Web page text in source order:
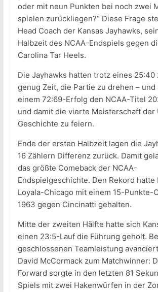
oder mit neun Punkten bei noch zwei
spielen zurückliegen?“ Diese Frage
Head Coach der Kansas Jayhawks,
Halbzeit des NCAA-Endspiels gegen
Carolina Tar Heels.
Die Jayhawks hatten trotz eines 25:40
genug Zeit, die Partie zu drehen – und
einem 72:69-Erfolg den NCAA-Titel
und damit die vierte Meisterschaft der
Geschichte zu feiern.
Ende der ersten Halbzeit lagen die
16 Zählern Differenz zurück. Damit
das größte Comeback der NCAA-
Endspielgeschichte. Den Rekord hatte
Loyala-Chicago mit einem 15-Punkte-
1963 gegen Cincinatti gehalten.
Mitte der zweiten Hälfte hatte sich
einen 23:5-Lauf die Führung geholt.
geschlossenen Teamleistung
David McCormack zum Matchwinner:
Forward sorgte in den letzten 81
Spiels mit zwei Hakenwürfen in der